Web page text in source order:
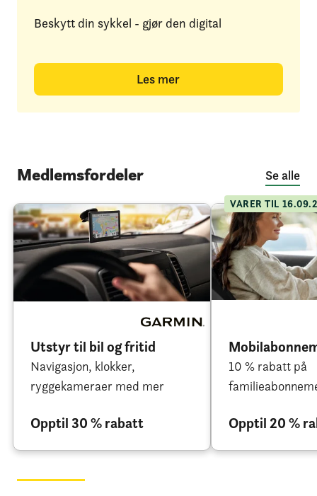
Beskytt din sykk el - gjør den digital
Les mer
Medlemsfordeler Se alle
Utstyr til bil og fritid
Navigasjon, klokker,
ryggekameraer med mer
Opptil 30 % rabatt
VARER TIL
10 % rabatt på
Opptil 20 %